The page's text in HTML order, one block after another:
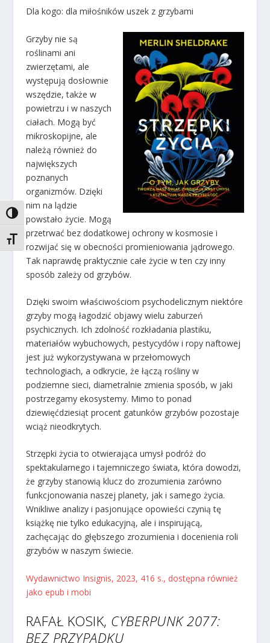
TOGGLE HIGH CONTRAST
TOGGLE FONT SIZE
Dla kogo: dla miłośników uszek z grzybami
Grzyby nie są
roślinami ani
zwierzętami, ale
występują dosłownie
wszędzie, także w
powietrzu i w naszych
ciałach. Mogą być
mikroskopijne, ale
należą również do
największych
poznanych
organizmów. Dzięki
nim na lądzie
powstało życie. Mogą
przetrwać bez dodatkowej ochrony w kosmosie i
rozwijać się w obecności promieniowania jądrowego.
Tak naprawdę praktycznie całe życie w ten czy inny
sposób zależy od grzybów.
Dzięki swoim właściwościom psychodelicznym niektóre
grzyby mogą łagodzić objawy wielu zaburzeń
psychicznych. Ich zdolność rozkładania plastiku,
materiałów wybuchowych, pestycydów i ropy naftowej
jest już wykorzystywana w przełomowych
technologiach, a odkrycie, że łączą rośliny w
podziemne sieci, diametralnie zmienia sposób, w jaki
postrzegamy ekosystemy. Mimo to ponad
dziewięćdziesiąt procent gatunków grzybów pozostaje
wciąż nieodkrytych.
Strzępki życia to otwierająca umysł podróż do
spektakularnego i tajemniczego świata, która dowodzi,
że grzyby stanowią klucz do zrozumienia zarówno
funkcjonowania naszej planety, jak i samego życia.
Wnikliwe analizy i pasjonujące opowieści czynią tę
książkę nie tylko edukacyjną, ale i inspirującą,
zachęcając do głębszego zrozumienia i docenienia roli
grzybów w naszym świecie.
Wydawnictwo Insignis, 2023, 416 s., dostępna również
jako epub i mobi
RAFAŁ KOSIK, CYBERPUNK 2077:
BEZ PRZYPADKU